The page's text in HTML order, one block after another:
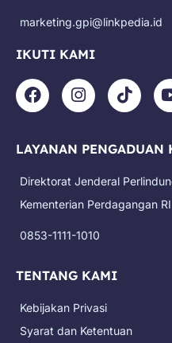
marketing.gpi@linkpedia.id
IKUTI KAMI
F
a
b
o
k
I
n
a
r
a
T
i
o
LAYANAN PENGADUAN
Direktorat Jenderal
Kementerian Perdagangan RI
0853-1111-1010
TENTANG KAMI
Kebijakan Privasi
Syarat dan Ketentuan